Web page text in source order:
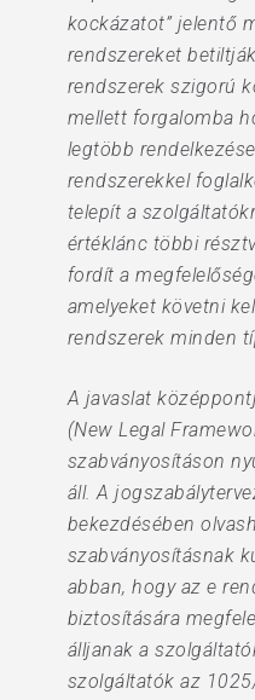
kockázatot” jelentő
rendszereket
rendszerek szigorú
mellett forgalomba
legtöbb
rendszerekkel
telepít a
értéklánc többi
fordít a
amelyeket követni
rendszerek minden
A javaslat
(New Legal
szabványosításon
áll. A
bekezdésében
szabványosításnak
abban, hogy az e
biztosítására
álljanak a
szolgáltatók az